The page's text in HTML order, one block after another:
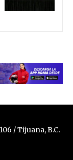
/ Tijuana, B.C.